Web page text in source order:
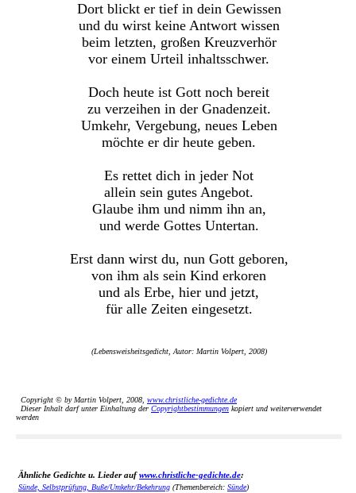
Dort blickt er tief in dein Gewissen
und du wirst keine Antwort wissen
beim letzten, großen Kreuzverhör
vor einem Urteil inhaltsschwer.
Doch heute ist Gott noch bereit
zu verzeihen in der Gnadenzeit.
Umkehr, Vergebung, neues Leben
möchte er dir heute geben.
Es rettet dich in jeder Not
allein sein gutes Angebot.
Glaube ihm und nimm ihn an,
und werde Gottes Untertan.
Erst dann wirst du, nun Gott geboren,
von ihm als sein Kind erkoren
und als Erbe, hier und jetzt,
für alle Zeiten eingesetzt.
(Lebensweisheitsgedicht, Autor: Martin Volpert, 2008)
Copyright © by Martin Volpert, 2008, www.christliche-gedichte.de
Dieser Inhalt darf unter Einhaltung der Copyrightbestimmungen kopiert und weiterverwendet
werden
Ähnliche Gedichte u. Lieder aufwww.christliche-gedichte.de:
Sünde, Selbstprüfung, Buße/Umkehr/Bekehrung (Themenbereich: Sünde)